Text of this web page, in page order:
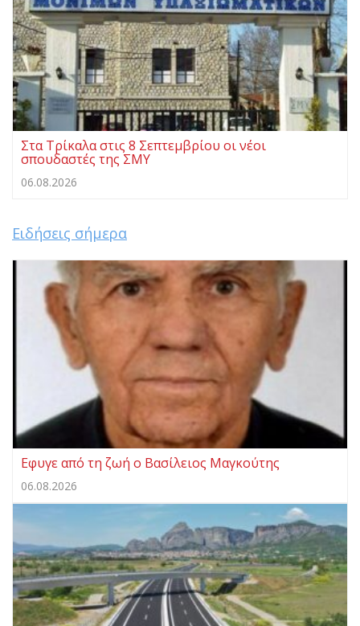
Στα Τρίκαλα στις 8 Σεπτεμβρίου οι νέοι
σπουδαστές της ΣΜΥ
06.08.2026
Ειδήσεις σήμερα
Eφυγε από τη ζωή ο Βασίλειος Μαγκούτης
06.08.2026